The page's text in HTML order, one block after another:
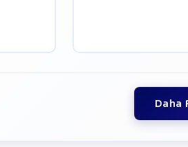
Daha